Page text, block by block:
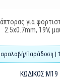
για
2.5x0.7mm, 19V,
Παράδοση |
ΚΩΔΙΚΌΣ:M19